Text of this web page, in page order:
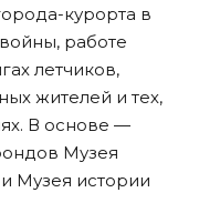
курорта в
работе
летчиков,
жителей и тех,
В основе —
Музея
Музея истории